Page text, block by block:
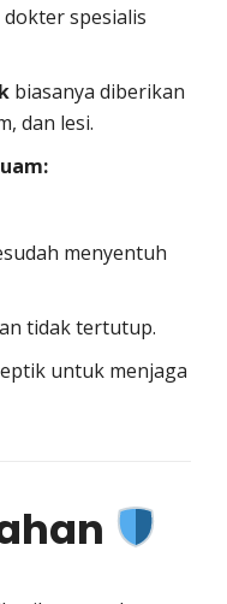
spesialis
biasanya diberikan
dan lesi.
menyentuh
tidak tertutup.
untuk menjaga